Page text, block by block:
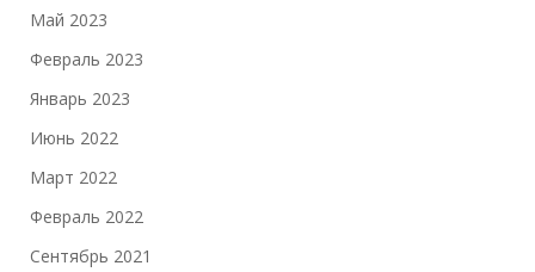
Май 2023
Февраль 2023
Январь 2023
Июнь 2022
Март 2022
Февраль 2022
Сентябрь 2021